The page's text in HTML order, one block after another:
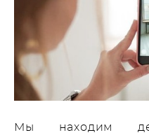
Мы находим